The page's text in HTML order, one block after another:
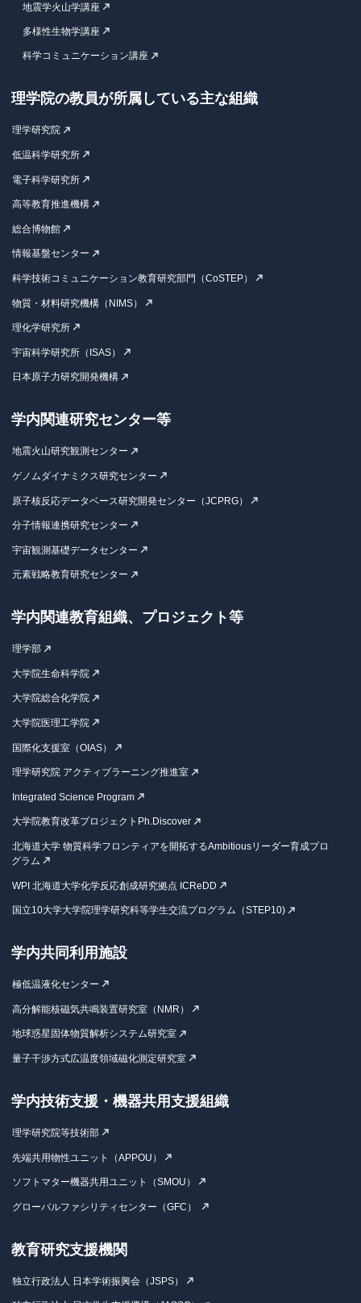
地震学火山学講座
多様性生物学講座
科学コミュニケーション講座
理学院の教員が所属している主な組織
理学研究院
低温科学研究所
電子科学研究所
高等教育推進機構
総合博物館
情報基盤センター
科学技術コミュニケーション教育研究部門（CoSTEP）
物質・材料研究機構（NIMS）
理化学研究所
宇宙科学研究所（ISAS）
日本原子力研究開発機構
学内関連研究センター等
地震火山研究観測センター
ゲノムダイナミクス研究センター
原子核反応データベース研究開発センター（JCPRG）
分子情報連携研究センター
宇宙観測基礎データセンター
元素戦略教育研究センター
学内関連教育組織、プロジェクト等
理学部
大学院生命科学院
大学院総合化学院
大学院医理工学院
国際化支援室（OIAS）
理学研究院 アクティブラーニング推進室
Integrated Science Program
大学院教育改革プロジェクトPh.Discover
北海道大学 物質科学フロンティアを開拓するAmbitiousリーダー育成プロ
グラム
WPI 北海道大学化学反応創成研究拠点 ICReDD
国立10大学大学院理学研究科等学生交流プログラム（STEP10)
学内共同利用施設
極低温液化センター
高分解能核磁気共鳴装置研究室（NMR）
地球惑星固体物質解析システム研究室
量子干渉方式広温度領域磁化測定研究室
学内技術支援・機器共用支援組織
理学研究院等技術部
先端共用物性ユニット（APPOU）
ソフトマター機器共用ユニット（SMOU）
グローバルファシリティセンター（GFC）
教育研究支援機関
独立行政法人 日本学術振興会（JSPS）